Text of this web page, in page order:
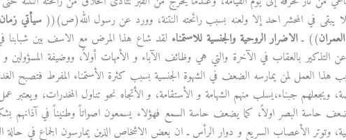
يبقى في المحشر احد إلا ولعنه بسبب رائحته النتنة، وورد عن رسول الله(ص)(( سيأتي
)) ـالاضرار الروحية والجنسية للاستمناء لقد شاع هذا المرض مع الاسف بين شبابنا في
التذكير بالعقاب في الآخرة والتي هي وظائف الآباء و الأمهات أولاً، ووضيفة المسؤولين و
هذا العمل لمن يمارسه الضعف في الشهوة الجنسية بسبب كثرة الأستمناء المفرط فتصبح
ويجعلهم جبناء،يسلب منهم الشهامة و الأستقامة، و الأتجاه نحو تناول المخدرات،
حاسة البصر اولاً، كما يضعف حاسة السمع فهؤلاء يسمعون اصواتاً وطنيناً في
وتوتر الأعصاب السريع و دوار الرأس ـ ان بعض الاشخاص الذين يمارسون الجماع في حالة